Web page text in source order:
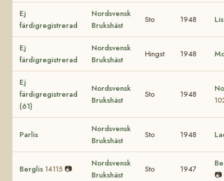
Ej
färdigregistrerad
Nordsvensk
Brukshäst
Sto 1948
Ej
färdigregistrerad
Nordsvensk
Brukshäst
Hingst 1948
Ej
färdigregistrerad
(61)
Nordsvensk
Brukshäst
Sto 1948
Parlis
Nordsvensk
Brukshäst
Sto 1948
Berglis 14115 📷
Nordsvensk
Brukshäst
Sto 1947
📷